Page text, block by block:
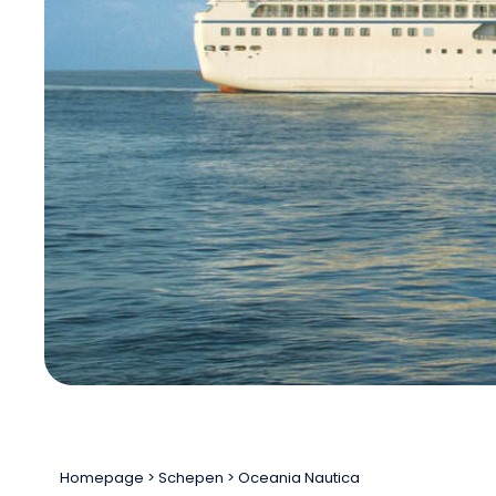
Homepage Schepen Oceania Nautica